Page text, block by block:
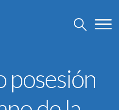
posesión